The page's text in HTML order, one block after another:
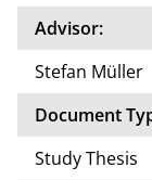
Advisor:
Stefan Müller
Document
Study Thesis